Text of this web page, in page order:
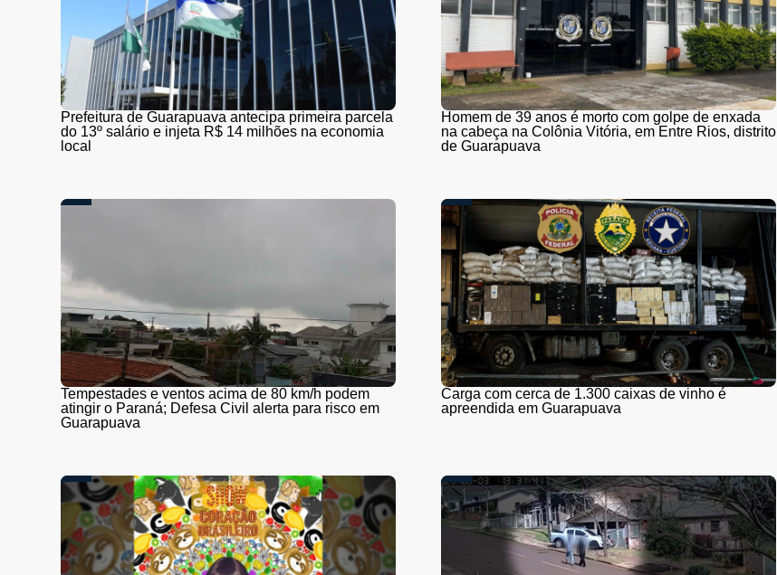
Prefeitura de Guarapuava antecipa primeira parcela
do 13º salário e injeta R$ 14 milhões na economia
local
Homem de 39 anos é morto com golpe de enxada
na cabeça na Colônia Vitória, em Entre Rios, distrito
de Guarapuava
Tempestades e ventos acima de 80 km/h podem
atingir o Paraná; Defesa Civil alerta para risco em
Guarapuava
Carga com cerca de 1.300 caixas de vinho é
apreendida em Guarapuava